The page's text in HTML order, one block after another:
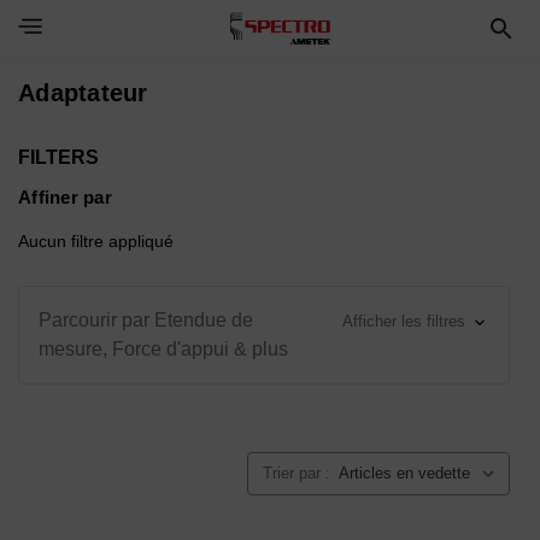
Toggle Navigation Menu
Adaptateur
FILTERS
Affiner par
Aucun filtre appliqué
Parcourir par Etendue de
mesure, Force d'appui & plus
Afficher les filtres
Trier par :